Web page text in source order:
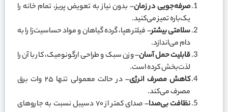
صرفه‌جویی در زمان– بدون نیاز به تعویض پریز، تمام خانه را
یک‌باره تمیز می‌کنید.
سلامتی بیشتر– فیلتر هپا، گرده گیاهان و مواد حساسیت‌زا را به
دام می‌اندازد.
قابلیت حمل آسان– وزن سبک و طراحی ارگونومیک، کار با آن را
لذت‌بخش کرده است.
کاهش مصرف انرژی
– در حالت معمولی تنها ۲۵ وات برق
مصرف می‌کند.
نظافت بی‌صدا
– صدای کمتر از ۷۰ دسیبل نسبت به جاروهای